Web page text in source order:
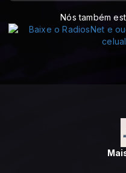
Nós também